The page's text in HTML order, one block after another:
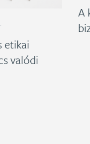
.
etikai
valódi
A